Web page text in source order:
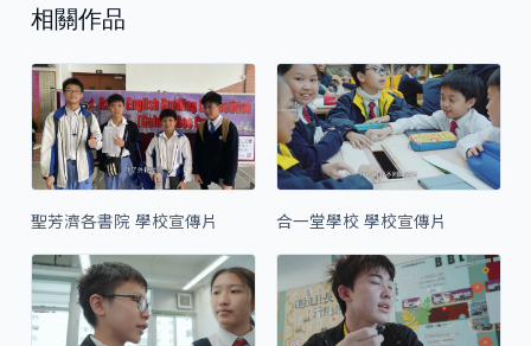
相關作品
聖芳濟各書院 學校宣傳片 合一堂學校 學校宣傳片